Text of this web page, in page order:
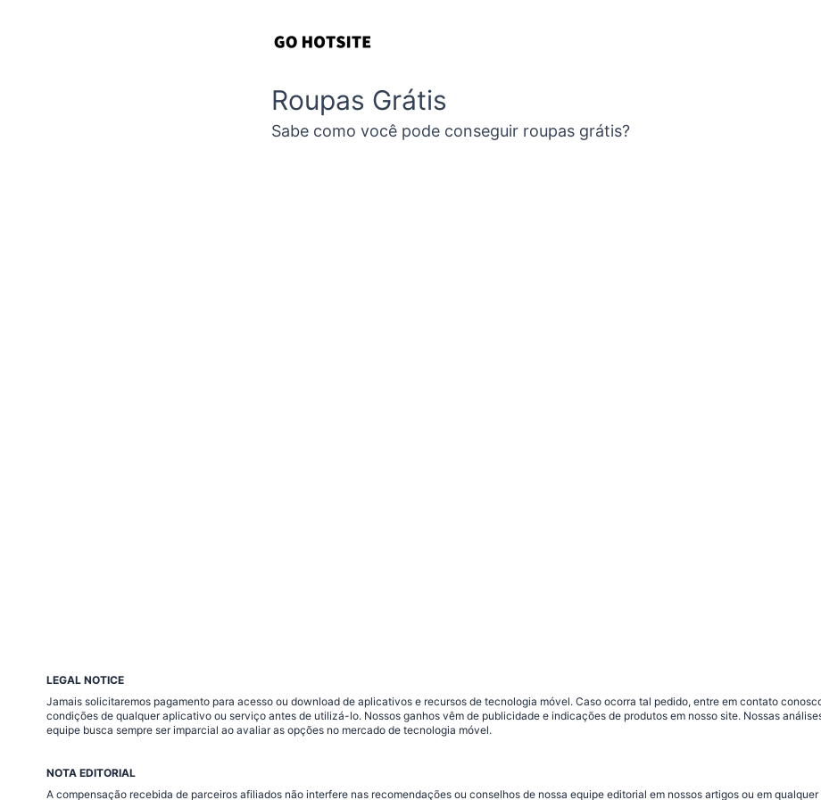
Roupas Grátis
Sabe como você pode conseguir roupas grátis?
LEGAL NOTICE
Jamais solicitaremos pagamento para acesso ou download de aplicativos e recursos de tecnologia móvel. Caso ocorra tal pedido, entre em contato
condições de qualquer aplicativo ou serviço antes de utilizá-lo. Nossos ganhos vêm de publicidade e indicações de produtos em nosso site. Nossas
equipe busca sempre ser imparcial ao avaliar as opções no mercado de tecnologia móvel.
NOTA EDITORIAL
A compensação recebida de parceiros afiliados não interfere nas recomendações ou conselhos de nossa equipe editorial em nossos artigos ou em